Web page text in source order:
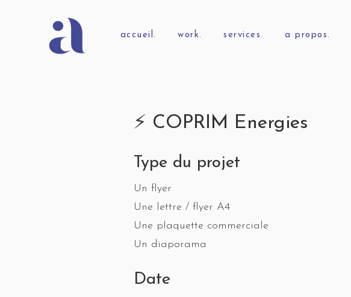
accueil. work. services. a propos.
⚡️ COPRIM Energies
Type du projet
Un flyer
Une lettre / flyer A4
Une plaquette commerciale
Un diaporama
Date